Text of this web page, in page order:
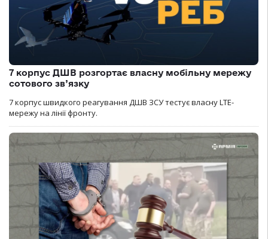
7 корпус ДШВ розгортає власну мобільну мережу
сотового зв’язку
7 корпус швидкого реагування ДШВ ЗСУ тестує власну LTE-
мережу на лінії фронту.